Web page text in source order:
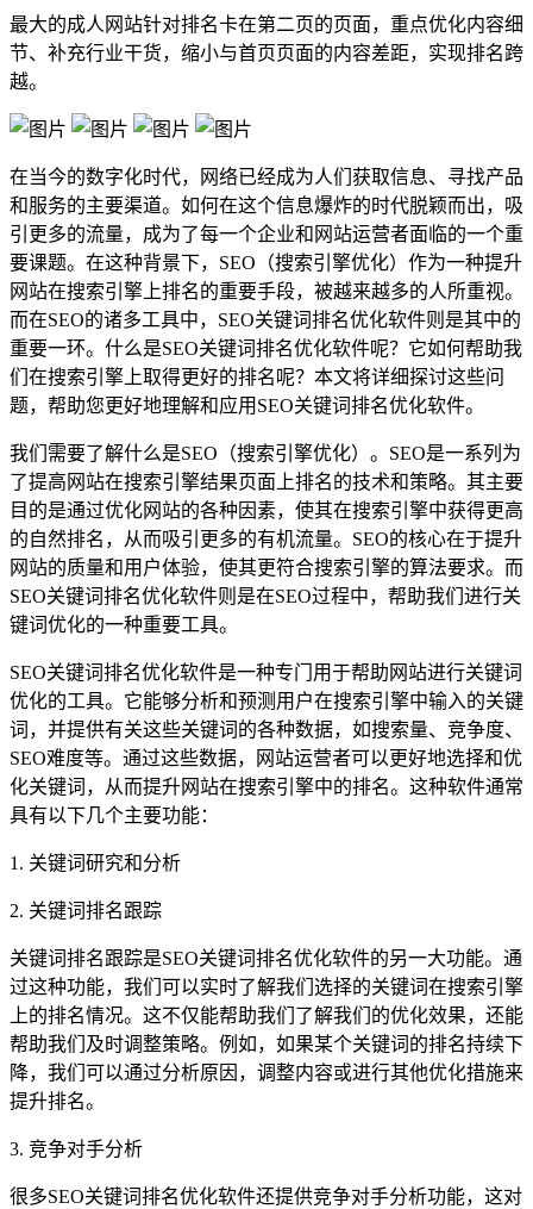
最大的成人网站针对排名卡在第二页的页面，重点优化内容细
节、补充行业干货，缩小与首页页面的内容差距，实现排名跨
越。
在当今的数字化时代，网络已经成为人们获取信息、寻找产品
和服务的主要渠道。如何在这个信息爆炸的时代脱颖而出，吸
引更多的流量，成为了每一个企业和网站运营者面临的一个重
要课题。在这种背景下，SEO（搜索引擎优化）作为一种提升
网站在搜索引擎上排名的重要手段，被越来越多的人所重视。
而在SEO的诸多工具中，SEO关键词排名优化软件则是其中的
重要一环。什么是SEO关键词排名优化软件呢？它如何帮助我
们在搜索引擎上取得更好的排名呢？本文将详细探讨这些问
题，帮助您更好地理解和应用SEO关键词排名优化软件。
我们需要了解什么是SEO（搜索引擎优化）。SEO是一系列为
了提高网站在搜索引擎结果页面上排名的技术和策略。其主要
目的是通过优化网站的各种因素，使其在搜索引擎中获得更高
的自然排名，从而吸引更多的有机流量。SEO的核心在于提升
网站的质量和用户体验，使其更符合搜索引擎的算法要求。而
SEO关键词排名优化软件则是在SEO过程中，帮助我们进行关
键词优化的一种重要工具。
SEO关键词排名优化软件是一种专门用于帮助网站进行关键词
优化的工具。它能够分析和预测用户在搜索引擎中输入的关键
词，并提供有关这些关键词的各种数据，如搜索量、竞争度、
SEO难度等。通过这些数据，网站运营者可以更好地选择和优
化关键词，从而提升网站在搜索引擎中的排名。这种软件通常
具有以下几个主要功能：
1. 关键词研究和分析
2. 关键词排名跟踪
关键词排名跟踪是SEO关键词排名优化软件的另一大功能。通
过这种功能，我们可以实时了解我们选择的关键词在搜索引擎
上的排名情况。这不仅能帮助我们了解我们的优化效果，还能
帮助我们及时调整策略。例如，如果某个关键词的排名持续下
降，我们可以通过分析原因，调整内容或进行其他优化措施来
提升排名。
3. 竞争对手分析
很多SEO关键词排名优化软件还提供竞争对手分析功能，这对